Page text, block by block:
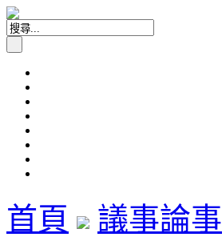
首頁 議事論事